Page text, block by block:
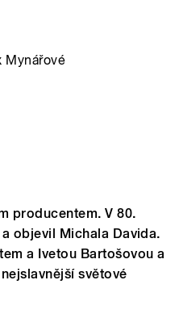
Mynářové
producentem. V 80.
objevil Michala Davida.
a Ivetou Bartošovou a
světové